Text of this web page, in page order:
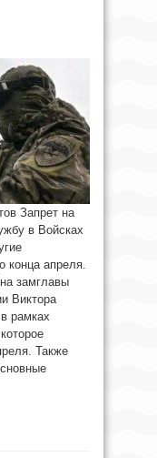
Запрет на
в Войсках
конца апреля.
замглавы
Виктора
рамках
Также